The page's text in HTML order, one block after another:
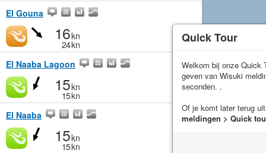
El Gouna
16kn
24kn
El Naaba Lagoon
15kn
15kn
El Naaba
15kn
15kn
Quick Tour
Welkom bij onze Quick
geven van Wisuki
seconden. .
Of je komt later terug
meldingen > Quick